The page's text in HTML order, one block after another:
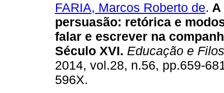
FARIA, Marcos Roberto de. A
persuasão: retórica e
falar e escrever na
Século XVI. Educação e
2014, vol.28, n.56, pp.659-
596X.